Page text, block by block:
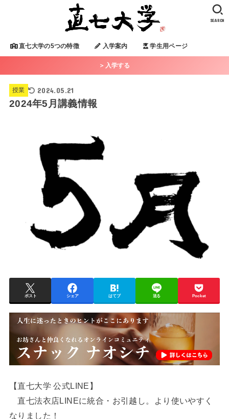
直七大学の5つの特徴 入学案内 学生用ページ
SEARCH
＞入学する
授業 2024.05.21
2024年5月講義情報
ポスト シェア はてブ 送る Pocket
【直七大学 公式LINE】
直七法衣店LINEに統合・お引越し。より使いやすく
なりました！